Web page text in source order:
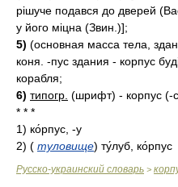
рішуче подався до дверей
у його міцна (Звин.)];
5) (основная масса тела,
коня. -пус здания - корпус
корабля;
6) типогр. (шрифт) - корпус (-
* * *
1) ко́рпус, -у
2) ( туловище) ту́луб, ко́рпус
Русско-украинский словарь >